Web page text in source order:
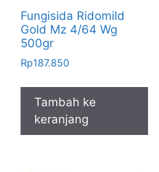
Fungisida Ridomild
Gold Mz 4/64 Wg
500gr
Rp187.850
Tambah ke
keranjang